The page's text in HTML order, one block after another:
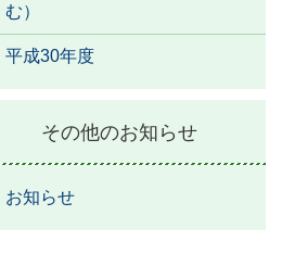
む）
平成30年度
その他のお知らせ
お知らせ